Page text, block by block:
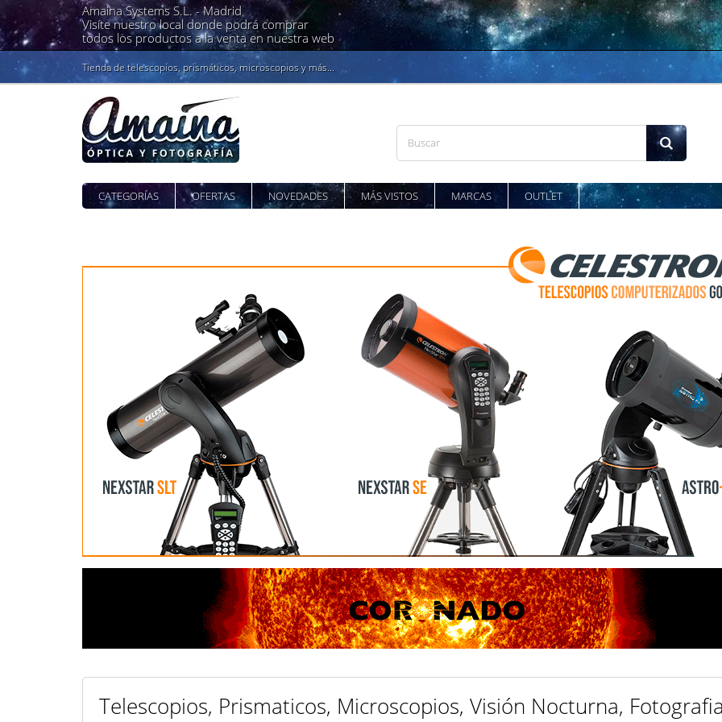
Amaina Systems S.L. -Madrid
Visíte nuestro local donde podrá comprar
todos los productos a la venta en nuestra web
Tienda de telescopios, prismáticos, microscopios y más...
CATEGORÍAS OFERTAS NOVEDADES MÁS VISTOS MARCAS OUTLET
Telescopios, Prismaticos, Microscopios, Visión Nocturna,